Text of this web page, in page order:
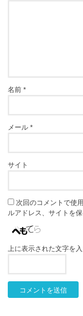
名前*
メール*
サイト
次回のコメントで使
ルアドレス、サイトを保
上に表示された文字を